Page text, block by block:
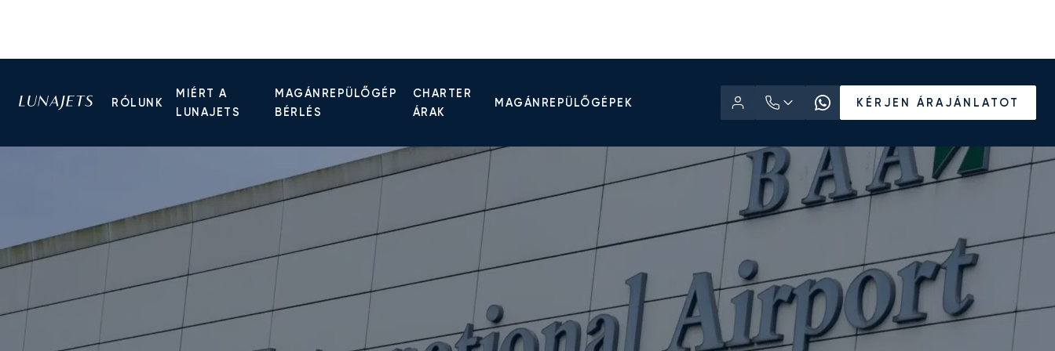
RÓLUNK
MIÉRT A
LUNAJETS
MAGÁNREPÜLŐGÉP
BÉRLÉS
CHARTER
ÁRAK
MAGÁNREPÜLŐGÉPEK KÉRJEN ÁRAJÁNLATOT